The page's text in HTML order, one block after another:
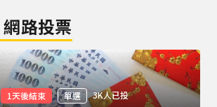
網路投票
1天後結束 單選 3K人已投